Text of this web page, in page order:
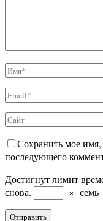
Сохранить мое имя,
последующего
Достигнут лимит
снова.
× семь